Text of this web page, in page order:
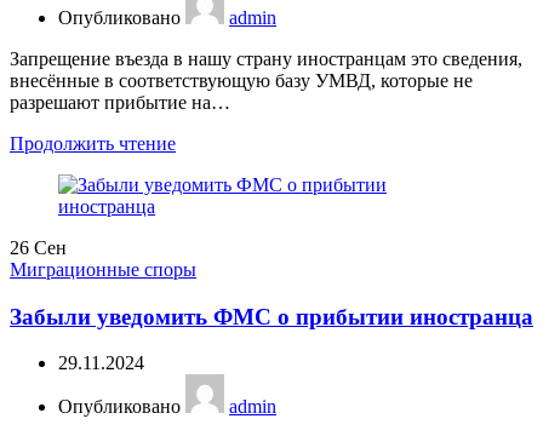
Опубликовано
admin
Запрещение въезда в нашу страну иностранцам это сведения,
внесённые в соответствующую базу УМВД, которые не
разрешают прибытие на…
Продолжить чтение
26 Сен
Миграционные споры
Забыли уведомить ФМС о прибытии иностранца
29.11.2024
Опубликовано
admin